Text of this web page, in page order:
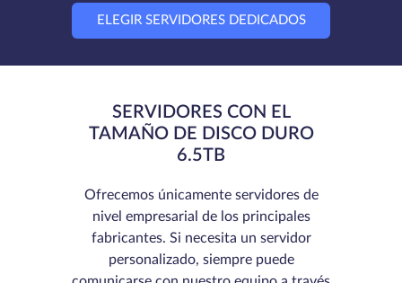
ELEGIR SERVIDORES DEDICADOS
SERVIDORES CON EL
TAMAÑO DE DISCO DURO
6.5TB
Ofrecemos únicamente servidores de
nivel empresarial de los principales
fabricantes. Si necesita un servidor
personalizado, siempre puede